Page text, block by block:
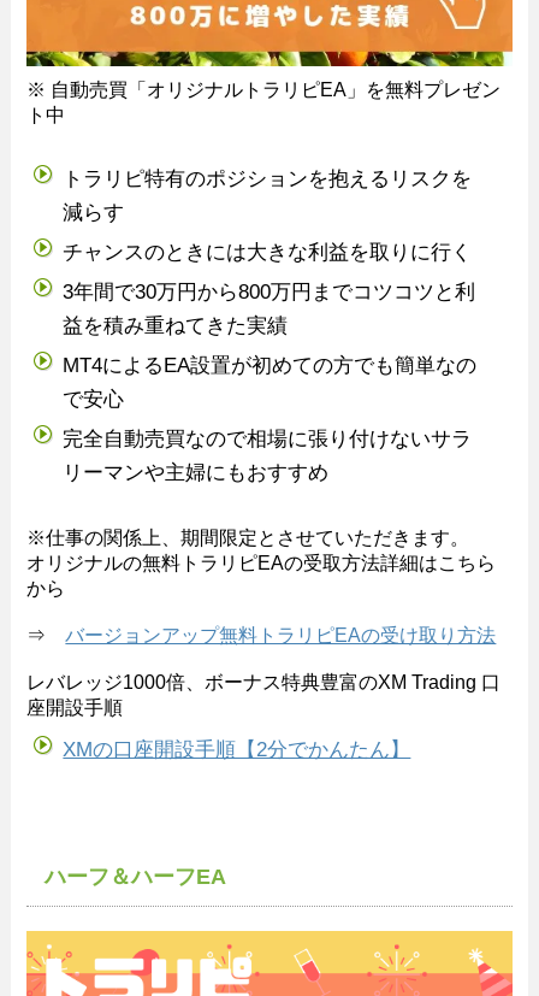
※ 自動売買「オリジナルトラリピEA」を無料プレゼン
ト中
トラリピ特有のポジションを抱えるリスクを
減らす
チャンスのときには大きな利益を取りに行く
3年間で30万円から800万円までコツコツと利
益を積み重ねてきた実績
MT4によるEA設置が初めての方でも簡単なの
で安心
完全自動売買なので相場に張り付けないサラ
リーマンや主婦にもおすすめ
※仕事の関係上、期間限定とさせていただきます。
オリジナルの無料トラリピEAの受取方法詳細はこちら
から
⇒バージョンアップ無料トラリピEAの受け取り方法
レバレッジ1000倍、ボーナス特典豊富のXM Trading 口
座開設手順
XMの口座開設手順【2分でかんたん】
ハーフ＆ハーフEA